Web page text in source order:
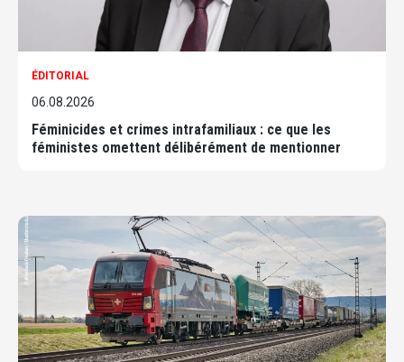
ÉDITORIAL
06.08.2026
Féminicides et crimes intrafamiliaux : ce que les
féministes omettent délibérément de mentionner